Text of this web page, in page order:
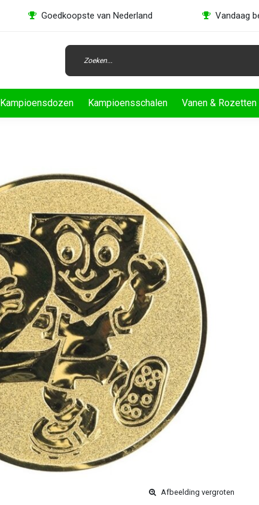
Goedkoopste van Nederland Vandaag
Kampioensdozen Kampioensschalen Vanen & Rozetten
Afbeelding vergroten